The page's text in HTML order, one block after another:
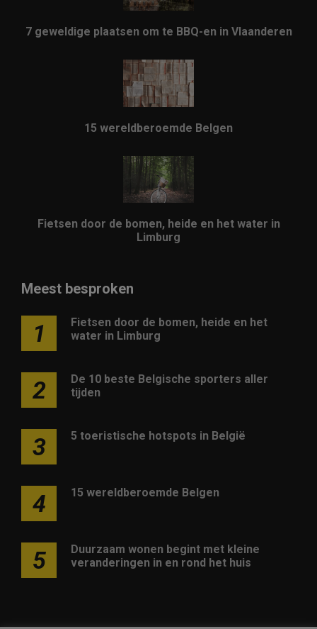
7 geweldige plaatsen om te BBQ-en in Vlaanderen
15 wereldberoemde Belgen
Fietsen door de bomen, heide en het water in
Limburg
Meest besproken
1
Fietsen door de bomen, heide en het
water in Limburg
2
De 10 beste Belgische sporters aller
tijden
3 5 toeristische hotspots in België
4 15 wereldberoemde Belgen
5
Duurzaam wonen begint met kleine
veranderingen in en rond het huis